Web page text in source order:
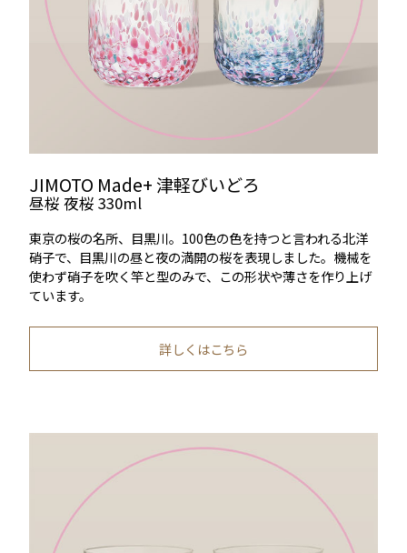
JIMOTO Made+ 津軽びいどろ
昼桜 夜桜 330ml
東京の桜の名所、目黒川。100色の色を持つと言われる北洋
硝子で、目黒川の昼と夜の満開の桜を表現しました。機械を
使わず硝子を吹く竿と型のみで、この形状や薄さを作り上げ
ています。
詳しくはこちら